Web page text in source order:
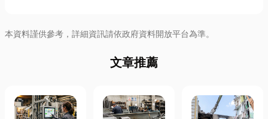
本資料謹供參考，詳細資訊請依政府資料開放平台為準。
文章推薦